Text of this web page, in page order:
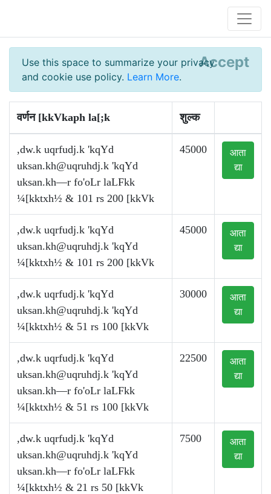
Use this space to summarize your privacy
and cookie use policy. Learn More.
Accept
वर्णन [kkVkaph la[;k शुल्क
,dw.k uqrfudj.k 'kqYd
uksan.kh@uqruhdj.k 'kqYd
uksan.kh—r fo'oLr laLFkk
¼[kktxh½ & 101 rs 200 [kkVk
45000
आता
द्या
,dw.k uqrfudj.k 'kqYd
uksan.kh@uqruhdj.k 'kqYd
¼[kktxh½ & 101 rs 200 [kkVk
45000
आता
द्या
,dw.k uqrfudj.k 'kqYd
uksan.kh@uqruhdj.k 'kqYd
¼[kktxh½ & 51 rs 100 [kkVk
30000
आता
द्या
,dw.k uqrfudj.k 'kqYd
uksan.kh@uqruhdj.k 'kqYd
uksan.kh—r fo'oLr laLFkk
¼[kktxh½ & 51 rs 100 [kkVk
22500
आता
द्या
,dw.k uqrfudj.k 'kqYd
uksan.kh@uqruhdj.k 'kqYd
uksan.kh—r fo'oLr laLFkk
¼[kktxh½ & 21 rs 50 [kkVk
7500
आता
द्या